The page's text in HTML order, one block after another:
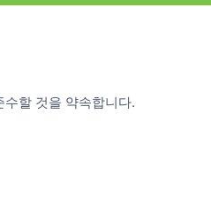
할 것을 약속합니다.